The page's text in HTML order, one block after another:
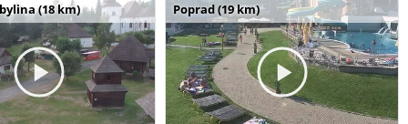
(18 km) Poprad (19 km)